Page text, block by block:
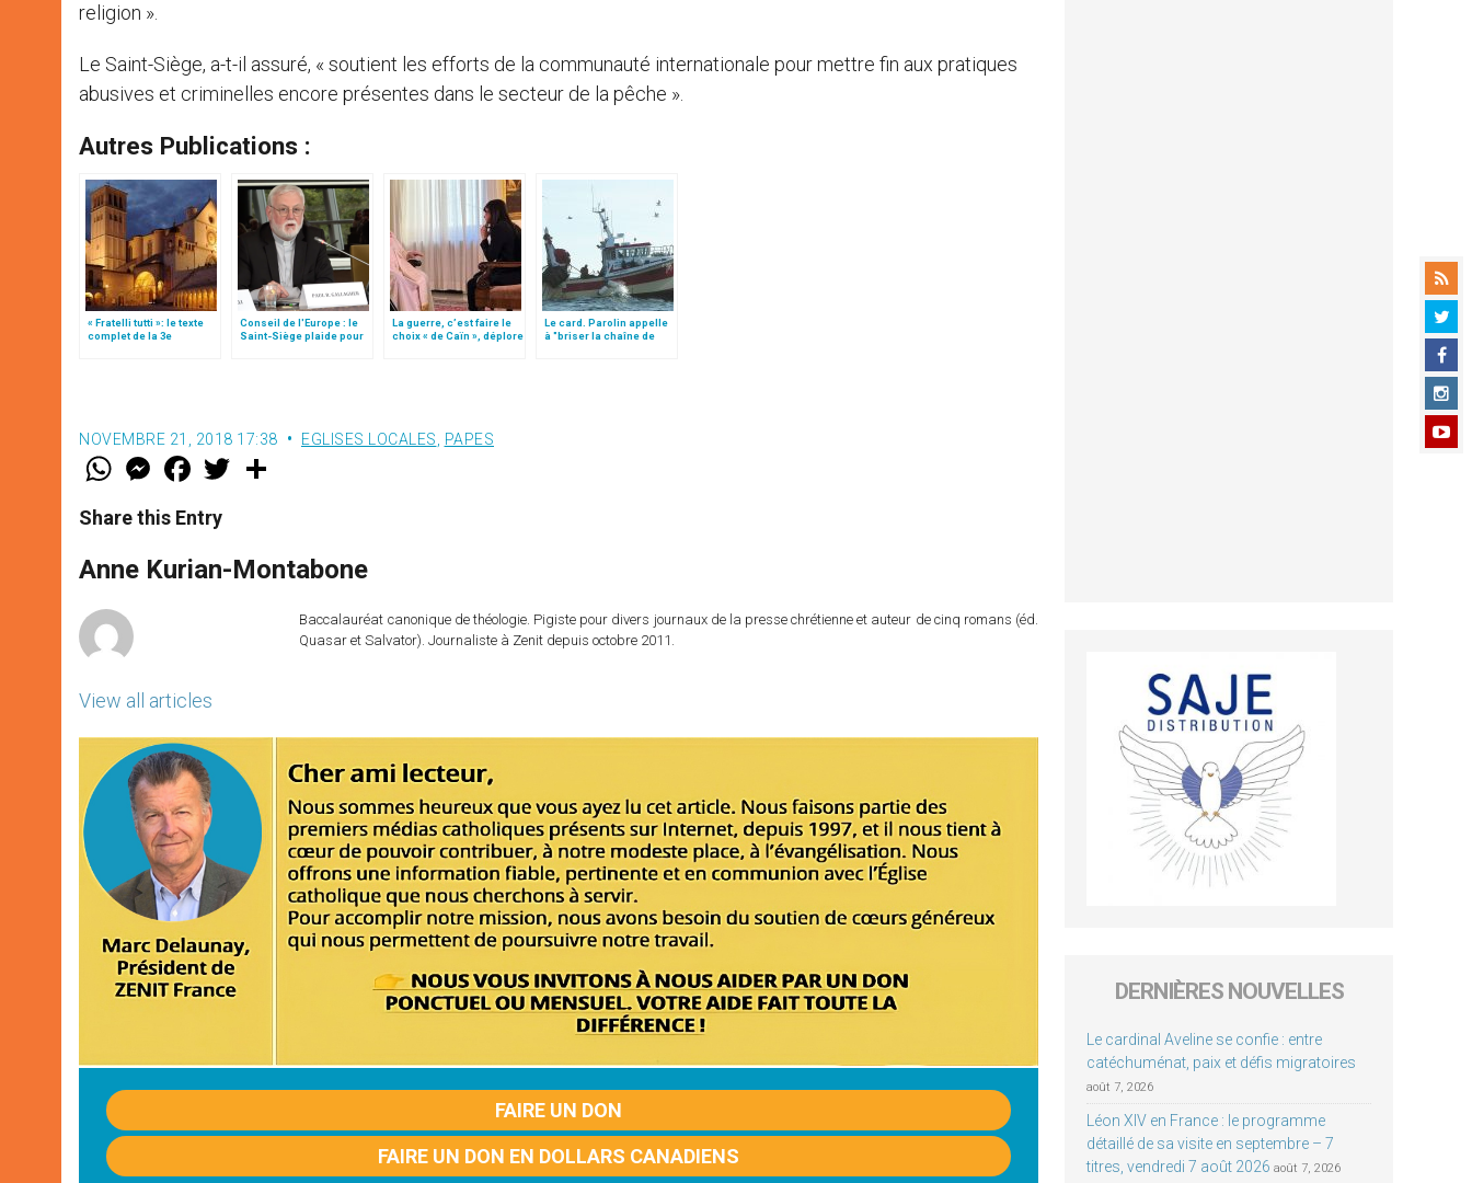
religion ».
Le Saint-Siège, a-t-il assuré, « soutient les efforts de la communauté internationale pour mettre fin aux pratiques
abusives et criminelles encore présentes dans le secteur de la pêche ».
Autres Publications :
« Fratelli tutti »: le texte
complet de la 3e
Conseil de l'Europe : le
Saint-Siège plaide pour
La guerre, c’est faire le
choix « de Caïn », déplore
Le card. Parolin appelle
à "briser la chaîne de
NOVEMBRE 21, 2018 17:38 EGLISES LOCALES PAPES
W
t
s
p
p
M
e
s
e
g
e
F
a
e
b
o
k
w
r
Share this Entry
Anne Kurian-Montabone
View all articles
Baccalauréat canonique de théologie. Pigiste pour divers journaux de la presse chrétienne et auteur de cinq romans (éd.
Quasar et Salvator). Journaliste à Zenit depuis octobre 2011.
FAIRE UN DON
FAIRE UN DON EN DOLLARS CANADIENS
DERNIÈRES NOUVELLES
Le cardinal Aveline se confie : entre
catéchuménat, paix et défis migratoires
août 7, 2026
Léon XIV en France : le programme
détaillé de sa visite en septembre – 7
titres, vendredi 7 août 2026 août 7, 2026